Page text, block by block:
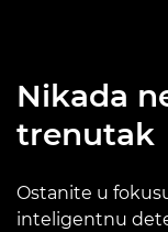
Nikada
trenutak
Ostanite u
inteligentnu